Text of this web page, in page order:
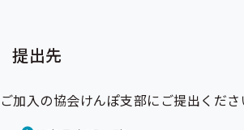
提出先
ご加入の協会けんぽ支部にご提出くださ